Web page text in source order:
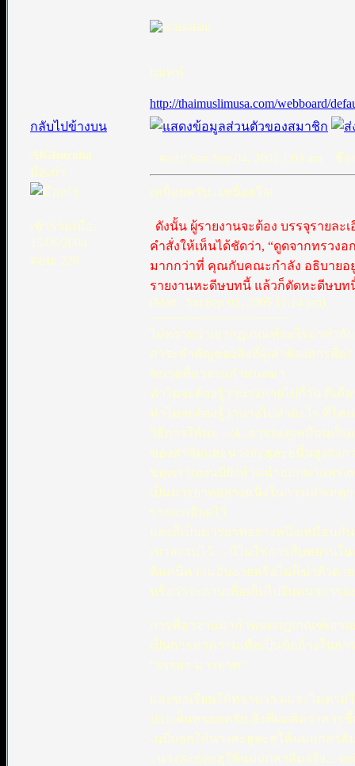
แมทท์
http://thaimuslimusa.com/webboard/
กลับไปข้างบน
AlGhuraba
มือเก๋า
เข้าร่วมเมื่อ:
15/06/2004
ตอบ: 226
ตอบ: Sun Sep 04, 2005 1:03 am ชื่อ
เหนื่อยครับ...เหนื่อยใจ!
“ดังนั้น ผู้รายงานจะต้อง บรรจุรายล
คำสั่งให้เห็นได้ชัดว่า, “ดูดจากทรวง
มากกว่าที่ คุณกับคณะกำลัง อธิบายอ
รายงานหะดีษบทนี้ แล้วก็ตัดหะดีษบท
(Matt : Sat Sep 03, 2005 11:14 pm)
-----------------------------------
ไม่ทราบว่าเอากฎเกณฑ์อะไรมากำกั
สาระสำคัญของสิ่งที่ผู้เล่าต้องการสื่อ?
ขนาดที่อาจานกำหนดมา
ทำไมจะต้องรู้ว่านางหายไปกี่วัน กี่เดื
ทำไมจะต้องรู้ว่านางไปทำอะไร ที่ไห
วิธีการให้นม...ok..อาจจะดูเหมือนเป็
ของสาลิมและนางสะฮฺละฮฺนั้นสูงส่งก
ของเราเองนบียังห้ามนำออกมาแพร่ง
เป็นมารยาทอย่างหนึ่งในการเล่าเห
รายละเอียดไว้
และก็เป็นมารยาทอย่างหนึ่งเหมือน
เขาสงวนไว้ ... นี่ไม่ใช่การสืบพยาน
ดินหนีความอับอายหรือไม่ก็ฆ่าตัวตาย
หรือว่าจะถามเพื่อเก็บไปจินตนาการอ
การที่อาจานมากำหนดกฏเกณฑ์เอาเ
เป็นการหาความเพื่อเป็นข้ออ้างในก
“จรรยา-มารยาท”
และขอเรียนให้ทราบว่า ผมจะไม่ตาม
ประเด็นหรอกครับ สิ่งที่ผมคิดว่าควร
-นบีบอกให้นางสะฮฺละฮฺให้นมแก่สาลิ
- นางสะฮฺละฮฺให้นมแก่สาลิมจริง... จ